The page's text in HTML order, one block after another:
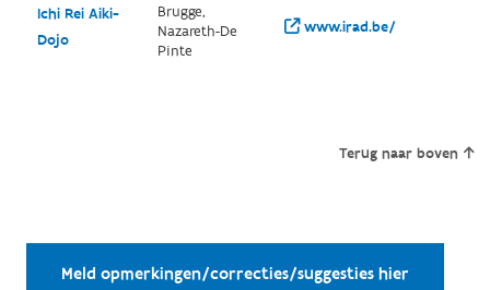
Ichi Rei Aiki-
Dojo
Brugge,
Nazareth-De
Pinte
www.irad.be/
Terug naar boven
Meld opmerkingen/correcties/suggesties hier